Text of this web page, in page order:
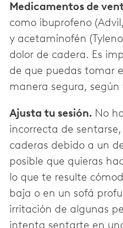
Medicamentos de
como ibuprofeno
y acetaminofén
dolor de cadera. Es
de que puedas tomar
manera segura,
Ajusta tu sesión. No
incorrecta de
caderas debido a un
posible que quieras
lo que te resulte
baja o en un sofá
irritación de algunas
intenta sentarte en